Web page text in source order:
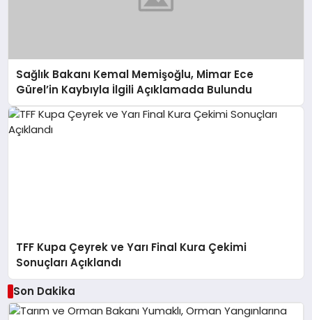
Sağlık Bakanı Kemal Memişoğlu, Mimar Ece
Gürel’in Kaybıyla İlgili Açıklamada Bulundu
TFF Kupa Çeyrek ve Yarı Final Kura Çekimi
Sonuçları Açıklandı
Son Dakika